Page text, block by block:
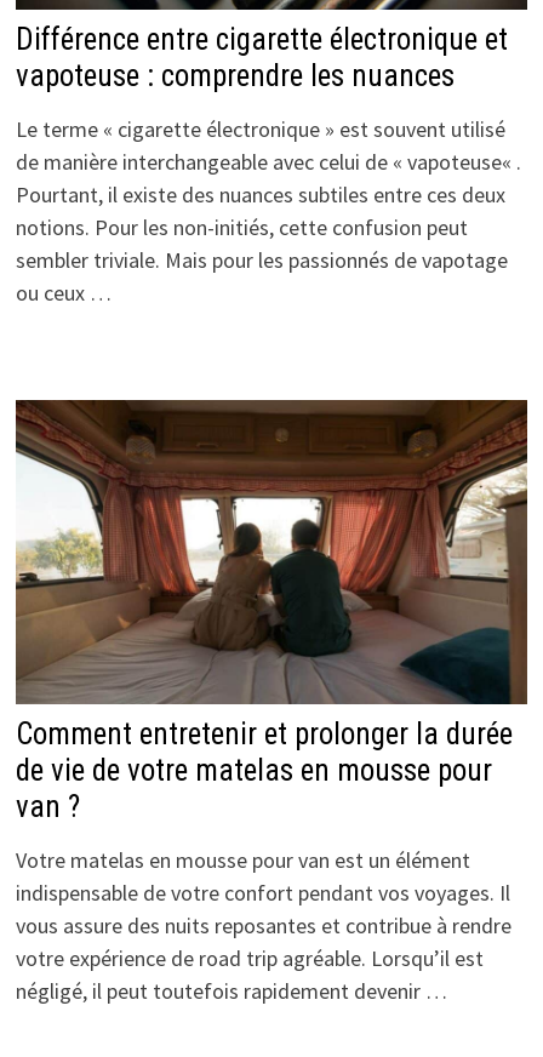
Différence entre cigarette électronique et
vapoteuse : comprendre les nuances
Le terme « cigarette électronique » est souvent utilisé
de manière interchangeable avec celui de « vapoteuse« .
Pourtant, il existe des nuances subtiles entre ces deux
notions. Pour les non-initiés, cette confusion peut
sembler triviale. Mais pour les passionnés de vapotage
ou ceux …
Comment entretenir et prolonger la durée
de vie de votre matelas en mousse pour
van ?
Votre matelas en mousse pour van est un élément
indispensable de votre confort pendant vos voyages. Il
vous assure des nuits reposantes et contribue à rendre
votre expérience de road trip agréable. Lorsqu’il est
négligé, il peut toutefois rapidement devenir …